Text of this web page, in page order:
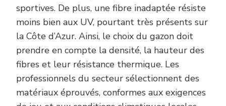
sportives. De plus, une fibre inadaptée résiste
moins bien aux UV, pourtant très présents sur
la Côte d’Azur. Ainsi, le choix du gazon doit
prendre en compte la densité, la hauteur des
fibres et leur résistance thermique. Les
professionnels du secteur sélectionnent des
matériaux éprouvés, conformes aux exigences